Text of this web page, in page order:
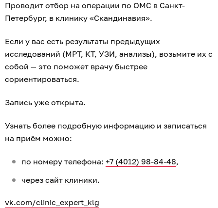
Проводит отбор на операции по ОМС в Санкт-
Петербург, в клинику «Скандинавия».
Если у вас есть результаты предыдущих
исследований (МРТ, КТ, УЗИ, анализы), возьмите их с
собой — это поможет врачу быстрее
сориентироваться.
Запись уже открыта.
Узнать более подробную информацию и записаться
на приём можно:
по номеру телефона: +7 (4012) 98-84-48,
через сайт клиники.
vk.com/clinic_expert_klg